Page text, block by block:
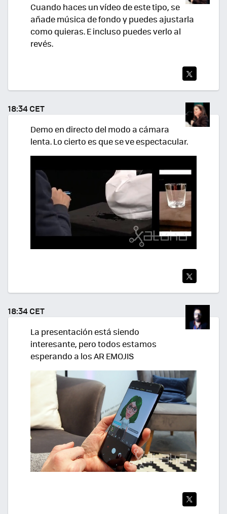
Cuando haces un vídeo de este tipo, se
añade música de fondo y puedes ajustarla
como quieras. E incluso puedes verlo al
revés.
TEA
R
18:34 CET
Demo en directo del modo a cámara
lenta. Lo cierto es que se ve espectacular.
TEA
R
18:34 CET
La presentación está siendo
interesante, pero todos estamos
esperando a los AR EMOJIS